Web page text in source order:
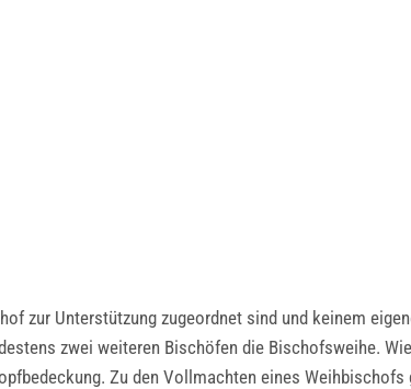
zur Unterstützung zugeordnet sind und keinem
zwei weiteren Bischöfen die Bischofsweihe.
Zu den Vollmachten eines Weihbischofs